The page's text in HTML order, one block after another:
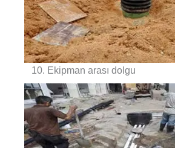
10. Ekipman arası dolgu